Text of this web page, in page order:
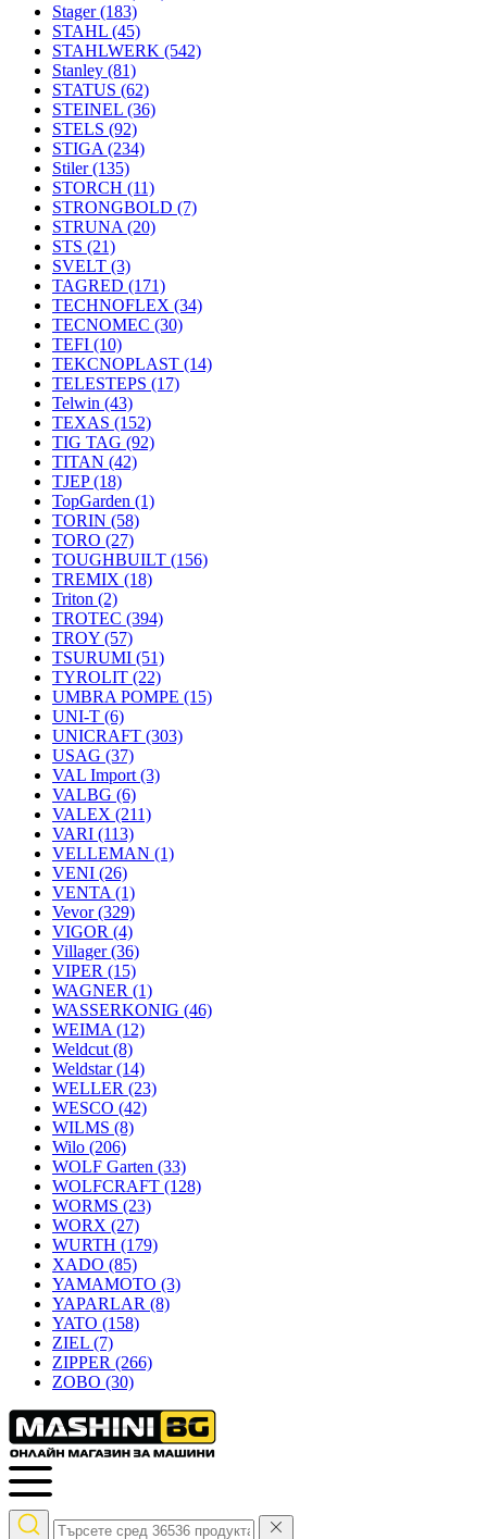
Stager(183)
STAHL (45)
STAHLWERK (542)
Stanley (81)
STATUS (62)
STEINEL (36)
STELS (92)
STIGA (234)
Stiler(135)
STORCH (11)
STRONGBOLD (7)
STRUNA (20)
STS (21)
SVELT (3)
TAGRED (171)
TECHNOFLEX (34)
TECNOMEC (30)
TEFI (10)
TEKCNOPLAST (14)
TELESTEPS (17)
Telwin (43)
TEXAS (152)
TIG TAG (92)
TITAN (42)
TJEP(18)
TopGarden (1)
TORIN (58)
TORO (27)
TOUGHBUILT (156)
TREMIX (18)
Triton (2)
TROTEC (394)
TROY (57)
TSURUMI (51)
TYROLIT (22)
UMBRA POMPE (15)
UNI-T (6)
UNICRAFT (303)
USAG (37)
VAL Import (3)
VALBG (6)
VALEX (211)
VARI (113)
VELLEMAN (1)
VENI (26)
VENTA (1)
Vevor(329)
VIGOR (4)
Villager(36)
VIPER (15)
WAGNER (1)
WASSERKONIG (46)
WEIMA (12)
Weldcut (8)
Weldstar(14)
WELLER (23)
WESCO (42)
WILMS (8)
Wilo (206)
WOLF Garten (33)
WOLFCRAFT (128)
WORMS (23)
WORX (27)
WURTH (179)
XADO (85)
YAMAMOTO (3)
YAPARLAR (8)
YATO (158)
ZIEL (7)
ZIPPER (266)
ZOBO (30)